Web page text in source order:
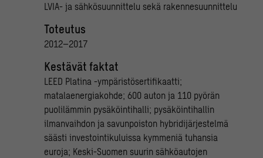
LVIA- ja sähkösuunnittelu sekä rakennesuunnittelu
Toteutus
2012–2017
Kestävät faktat
LEED Platina -ympäristösertifikaatti;
matalaenergiakohde; 600 auton ja 110 pyörän
puolilämmin pysäköintihalli; pysäköintihallin
ilmanvaihdon ja savunpoiston hybridijärjestelmä
säästi investointikuluissa kymmeniä tuhansia
euroja; Keski-Suomen suurin sähköautojen